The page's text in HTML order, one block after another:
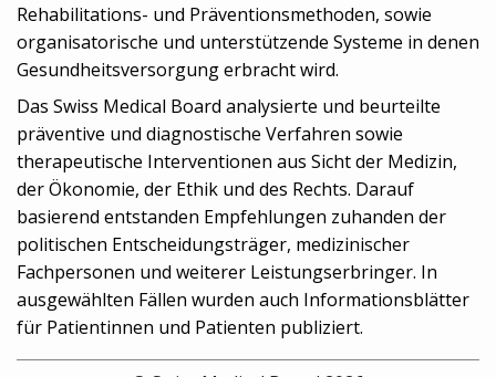
Rehabilitations- und Präventionsmethoden, sowie
organisatorische und unterstützende Systeme in denen
Gesundheitsversorgung erbracht wird.
Das Swiss Medical Board analysierte und beurteilte
präventive und diagnostische Verfahren sowie
therapeutische Interventionen aus Sicht der Medizin,
der Ökonomie, der Ethik und des Rechts. Darauf
basierend entstanden Empfehlungen zuhanden der
politischen Entscheidungsträger, medizinischer
Fachpersonen und weiterer Leistungserbringer. In
ausgewählten Fällen wurden auch Informationsblätter
für Patientinnen und Patienten publiziert.